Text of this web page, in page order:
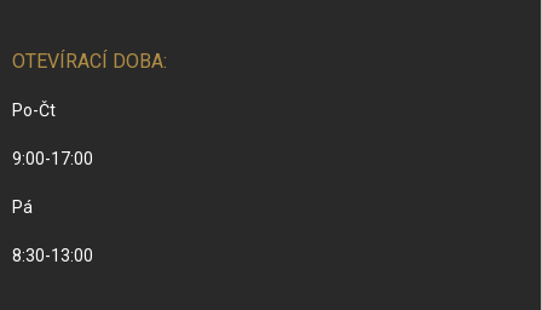
OTEVÍRACÍ DOBA:
Po-Čt
9:00-17:00
Pá
8:30-13:00